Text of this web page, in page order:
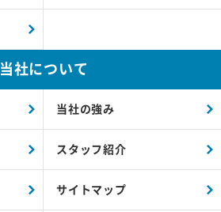
当社について
当社の強み
スタッフ紹介
サイトマップ